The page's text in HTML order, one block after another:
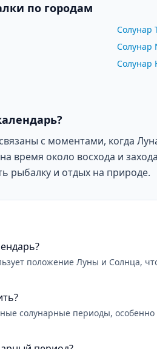
по городам
Солунар
Солунар
Солунар
с моментами, когда
время около восхода и
рыбалку и отдых на природе.
положение Луны и Солнца,
солунарные периоды, особенно